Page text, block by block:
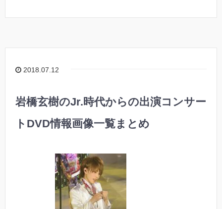
2018.07.12
岩橋玄樹のJr.時代からの出演コンサー
トDVD情報画像一覧まとめ